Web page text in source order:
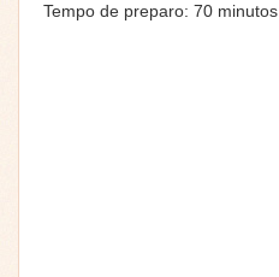
Tempo de preparo: 70 minutos